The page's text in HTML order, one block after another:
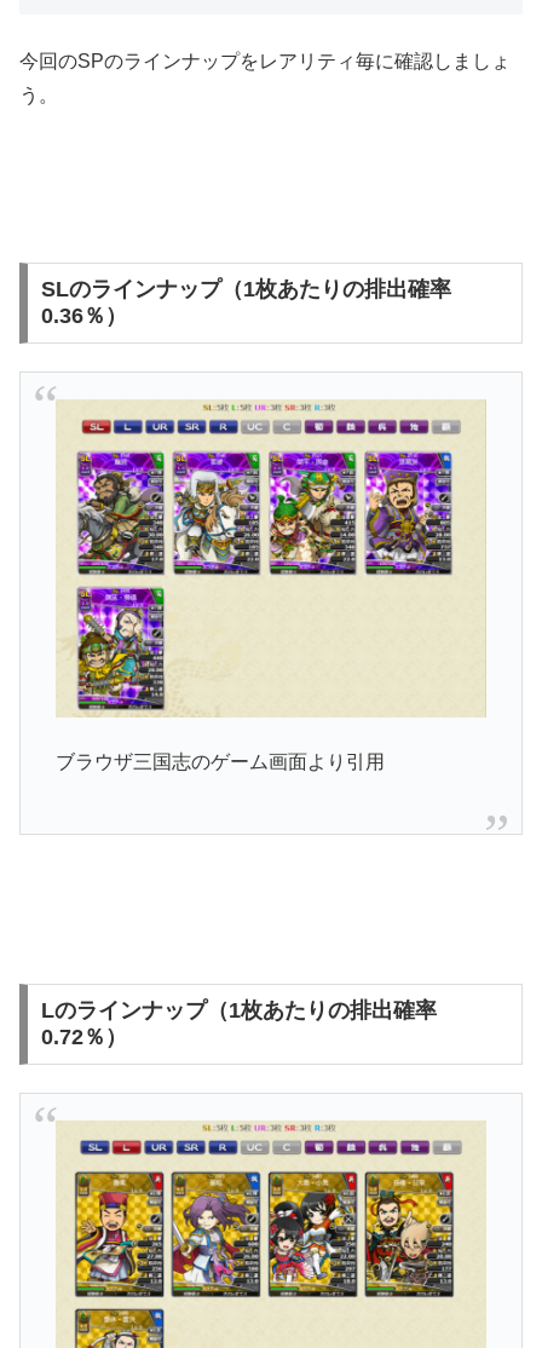
今回のSPのラインナップをレアリティ毎に確認しましょ
う。
SLのラインナップ（1枚あたりの排出確率
0.36％）
ブラウザ三国志のゲーム画面より引用
Lのラインナップ（1枚あたりの排出確率
0.72％）